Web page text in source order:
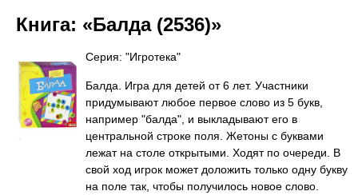
Книга: «Балда (2536)»
Серия: "Игротека"
Балда. Игра для детей от 6 лет. Участники
придумывают любое первое слово из 5 букв,
например "балда", и выкладывают его в
центральной строке поля. Жетоны с буквами
лежат на столе открытыми. Ходят по очереди. В
свой ход игрок может доложить только одну букву
на поле так, чтобы получилось новое слово.